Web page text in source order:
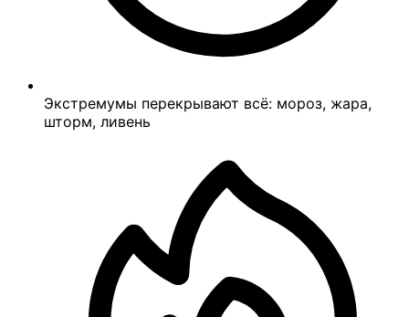
Экстремумы перекрывают всё: мороз, жара,
шторм, ливень